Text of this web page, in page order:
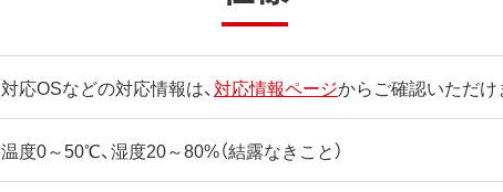
対応OSなどの対応情報は、対応情報ページからご確認いただけ
温度0～50℃、湿度20～80%（結露なきこと）